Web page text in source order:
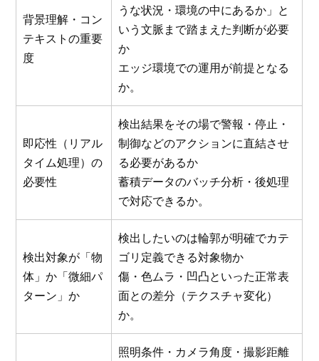
背景理解・コン
テキストの重要
度
うな状況・環境の中にあるか」と
いう文脈まで踏まえた判断が必要
か
エッジ環境での運用が前提となる
か。
即応性（リアル
タイム処理）の
必要性
検出結果をその場で警報・停止・
制御などのアクションに直結させ
る必要があるか
蓄積データのバッチ分析・後処理
で対応できるか。
検出対象が「物
体」か「微細パ
ターン」か
検出したいのは輪郭が明確でカテ
ゴリ定義できる対象物か
傷・色ムラ・凹凸といった正常表
面との差分（テクスチャ変化）
か。
照明条件・カメラ角度・撮影距離